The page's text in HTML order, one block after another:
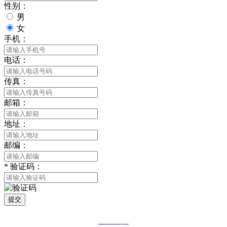
性别：
男
女
手机：
电话：
传真：
邮箱：
地址：
邮编：
* 验证码：
提交